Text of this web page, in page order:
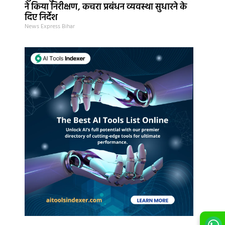
ने किया निरीक्षण, कचरा प्रबंधन व्यवस्था सुधारने के
दिए निर्देश
News Express Bihar